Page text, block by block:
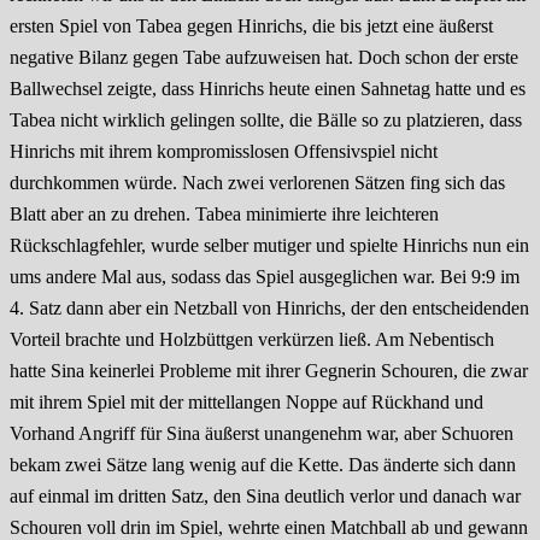
ersten Spiel von Tabea gegen Hinrichs, die bis jetzt eine äußerst
negative Bilanz gegen Tabe aufzuweisen hat. Doch schon der erste
Ballwechsel zeigte, dass Hinrichs heute einen Sahnetag hatte und es
Tabea nicht wirklich gelingen sollte, die Bälle so zu platzieren, dass
Hinrichs mit ihrem kompromisslosen Offensivspiel nicht
durchkommen würde. Nach zwei verlorenen Sätzen fing sich das
Blatt aber an zu drehen. Tabea minimierte ihre leichteren
Rückschlagfehler, wurde selber mutiger und spielte Hinrichs nun ein
ums andere Mal aus, sodass das Spiel ausgeglichen war. Bei 9:9 im
4. Satz dann aber ein Netzball von Hinrichs, der den entscheidenden
Vorteil brachte und Holzbüttgen verkürzen ließ. Am Nebentisch
hatte Sina keinerlei Probleme mit ihrer Gegnerin Schouren, die zwar
mit ihrem Spiel mit der mittellangen Noppe auf Rückhand und
Vorhand Angriff für Sina äußerst unangenehm war, aber Schuoren
bekam zwei Sätze lang wenig auf die Kette. Das änderte sich dann
auf einmal im dritten Satz, den Sina deutlich verlor und danach war
Schouren voll drin im Spiel, wehrte einen Matchball ab und gewann